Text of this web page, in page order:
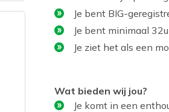
Je bent BIG-
Je bent minimaal
Je ziet het als een
Wat bieden wij jou?
Je komt in een